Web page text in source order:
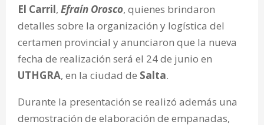
El Carril, Efraín Orosco, quienes brindaron
detalles sobre la organización y logística del
certamen provincial y anunciaron que la nueva
fecha de realización será el 24 de junio en
UTHGRA, en la ciudad de Salta.
Durante la presentación se realizó además una
demostración de elaboración de empanadas,